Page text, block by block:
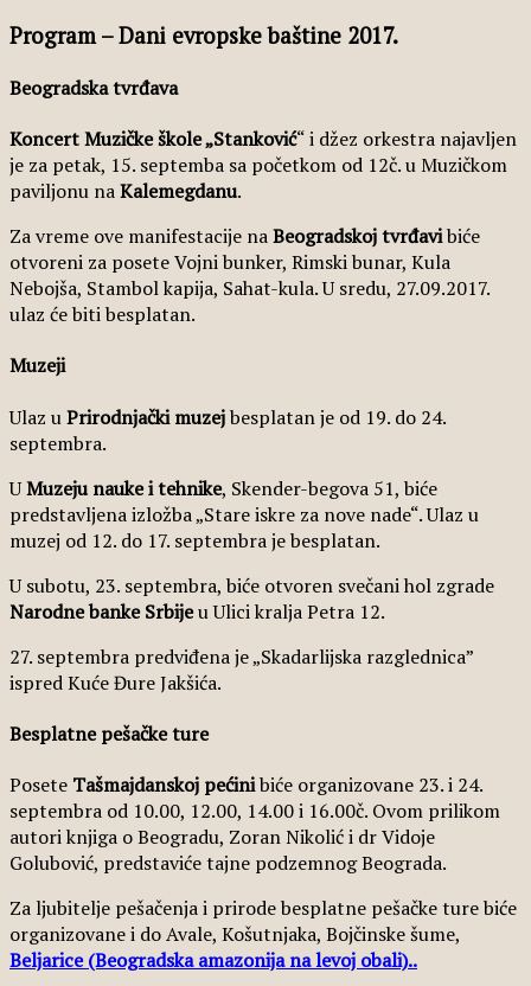
Program – Dani evropske baštine 2017.
Beogradska tvrđava
Koncert Muzičke škole „Stanković“ i džez orkestra najavljen
je za petak, 15. septemba sa početkom od 12č. u Muzičkom
paviljonu naKalemegdanu.
Za vreme ove manifestacije naBeogradskoj tvrđavibiće
otvoreni za posete Vojni bunker, Rimski bunar, Kula
Nebojša, Stambol kapija, Sahat-kula. U sredu, 27.09.2017.
ulaz će biti besplatan.
Muzeji
Ulaz uPrirodnjački muzejbesplatan je od 19. do 24.
septembra.
UMuzeju nauke i tehnike, Skender-begova 51, biće
predstavljena izložba „Stare iskre za nove nade“. Ulaz u
muzej od 12. do 17. septembra je besplatan.
U subotu, 23. septembra, biće otvoren svečani hol zgrade
Narodne banke Srbijeu Ulici kralja Petra 12.
27. septembra predviđena je „Skadarlijska razglednica”
ispred Kuće Đure Jakšića.
Besplatne pešačke ture
Posete Tašmajdanskoj pećinibiće organizovane 23. i 24.
septembra od 10.00, 12.00, 14.00 i 16.00č. Ovom prilikom
autori knjiga o Beogradu, Zoran Nikolić i dr Vidoje
Golubović, predstaviće tajne podzemnog Beograda.
Za ljubitelje pešačenja i prirode besplatne pešačke ture biće
organizovane i do Avale, Košutnjaka, Bojčinske šume,
Beljarice (Beogradska amazonija na levoj obali)..